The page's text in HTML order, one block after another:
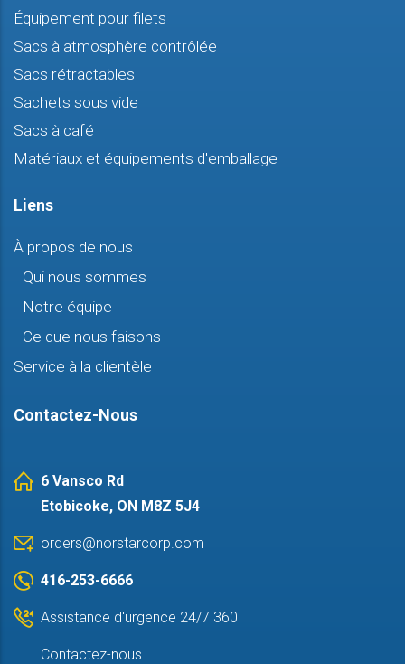
Équipement pour filets
Sacs à atmosphère contrôlée
Sacs rétractables
Sachets sous vide
Sacs à café
Matériaux et équipements d'emballage
Liens
À propos de nous
Qui nous sommes
Notre équipe
Ce que nous faisons
Service à la clientèle
Contactez-Nous
6 Vansco Rd
Etobicoke, ON M8Z 5J4
orders@norstarcorp.com
416-253-6666
Assistance d'urgence 24/7 360
Contactez-nous